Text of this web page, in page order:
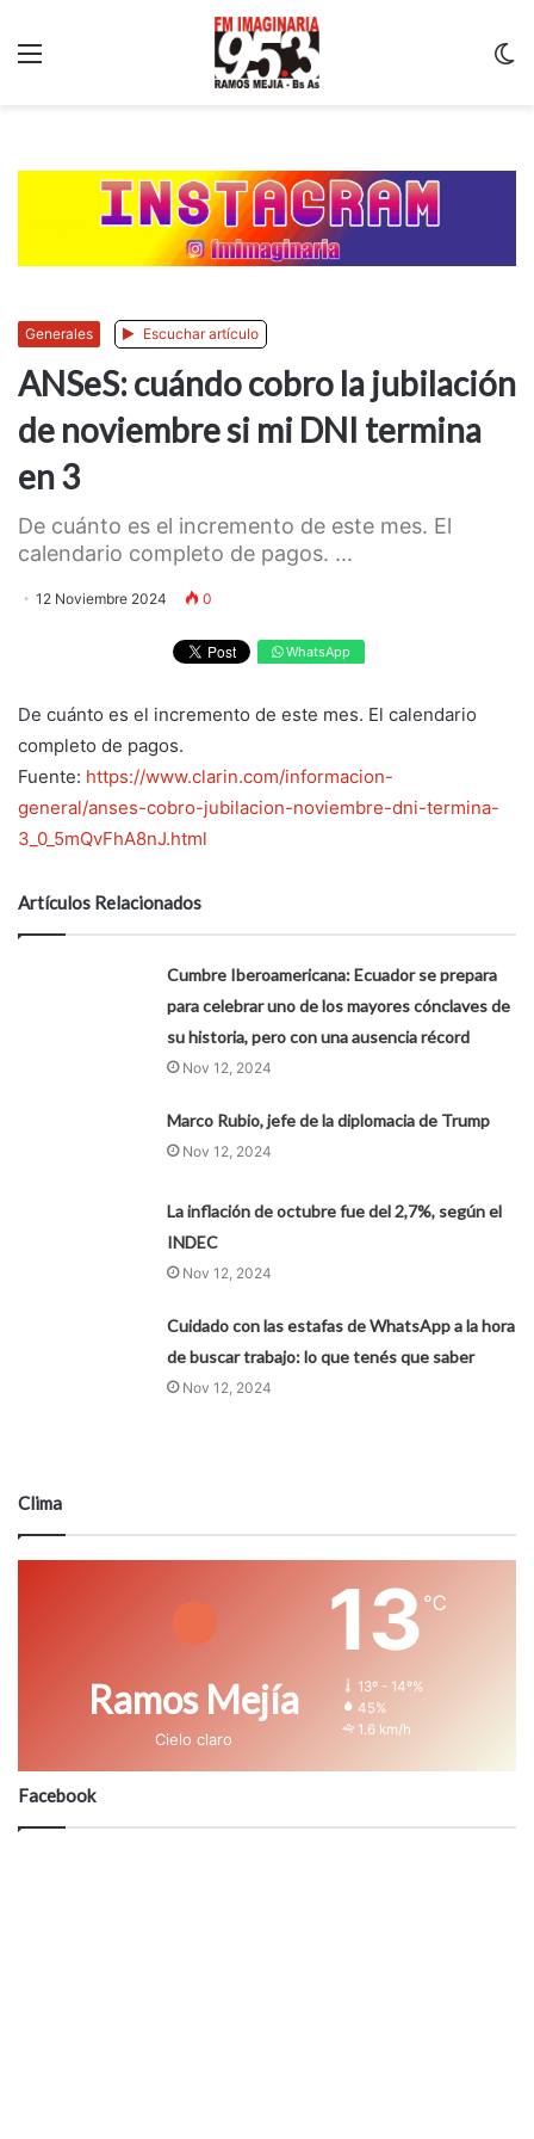
Generales Escuchar artículo
ANSeS: cuándo cobro la jubilación
de noviembre si mi DNI termina
en 3
De cuánto es el incremento de este mes. El
calendario completo de pagos. ...
12 Noviembre 2024 0
WhatsApp
De cuánto es el incremento de este mes. El calendario
completo de pagos.
Fuente: https://www.clarin.com/informacion-
general/anses-cobro-jubilacion-noviembre-dni-termina-
3_0_5mQvFhA8nJ.html
Artículos Relacionados
Cumbre Iberoamericana: Ecuador se prepara
para celebrar uno de los mayores cónclaves de
su historia, pero con una ausencia récord
Nov 12, 2024
Marco Rubio, jefe de la diplomacia de Trump
Nov 12, 2024
La inflación de octubre fue del 2,7%, según el
INDEC
Nov 12, 2024
Cuidado con las estafas de WhatsApp a la hora
de buscar trabajo: lo que tenés que saber
Nov 12, 2024
Clima
Ramos Mejía
Cielo claro
13 ℃
13º - 14º%
45%
1.6 km/h
Facebook